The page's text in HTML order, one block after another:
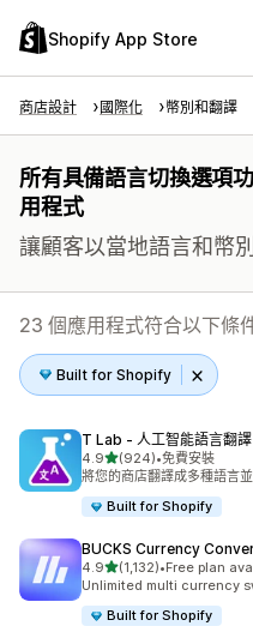
Shopify App Store
商店設計 國際化 幣別和翻譯
所有具備語言切換選項
用程式
讓顧客以當地語言和幣
23 個應用程式符合以下條
Built for Shopify
T Lab ‑ 人工智能語言翻譯
4.9滿分 5 顆星
(924)
共有 924 則評價
•免費安裝
將您的商店翻譯成多種語言
Built for Shopify
BUCKS Currency
4.9滿分 5 顆星
(1,132)
共有 1132 則評價
•Free plan
Unlimited multi currency
Built for Shopify